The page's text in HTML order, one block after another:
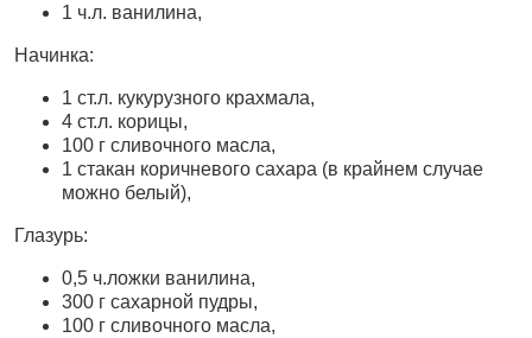
1 ч.л. ванилина,
Начинка:
1 ст.л. кукурузного крахмала,
4 ст.л. корицы,
100 г сливочного масла,
1 стакан коричневого сахара (в крайнем случае
можно белый),
Глазурь:
0,5 ч.ложки ванилина,
300 г сахарной пудры,
100 г сливочного масла,